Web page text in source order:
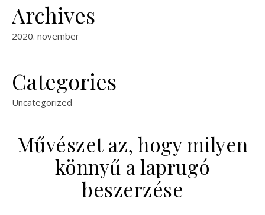
Archives
2020. november
Categories
Uncategorized
Művészet az, hogy milyen
könnyű a laprugó
beszerzése